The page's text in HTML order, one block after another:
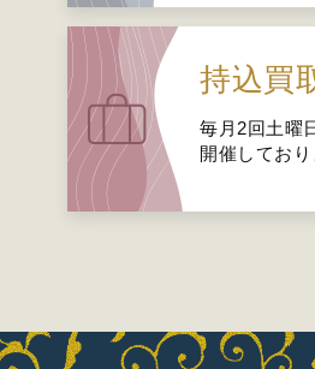
持込買
毎月2回土曜
開催しており